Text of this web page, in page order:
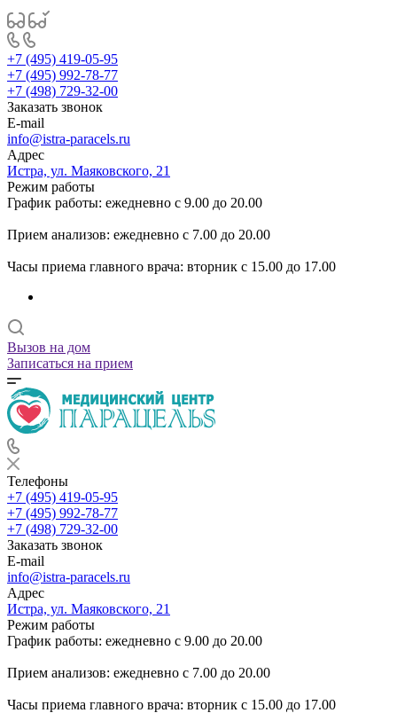
+7 (495) 419-05-95
+7 (495) 992-78-77
+7 (498) 729-32-00
Заказать звонок
E-mail
info@istra-paracels.ru
Адрес
Истра, ул. Маяковского, 21
Режим работы
График работы: ежедневно с 9.00 до 20.00
Прием анализов: ежедневно с 7.00 до 20.00
Часы приема главного врача: вторник с 15.00 до 17.00
Вызов на дом
Записаться на прием
Телефоны
+7 (495) 419-05-95
+7 (495) 992-78-77
+7 (498) 729-32-00
Заказать звонок
E-mail
info@istra-paracels.ru
Адрес
Истра, ул. Маяковского, 21
Режим работы
График работы: ежедневно с 9.00 до 20.00
Прием анализов: ежедневно с 7.00 до 20.00
Часы приема главного врача: вторник с 15.00 до 17.00